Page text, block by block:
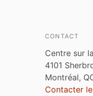
CONTACT
Centre sur
4101
Montréal,
Contacter